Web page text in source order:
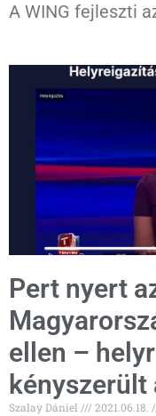
A WING fejleszti
Pert nyert
ellen –
kényszerült
Szalay Dániel 2021.06.18.